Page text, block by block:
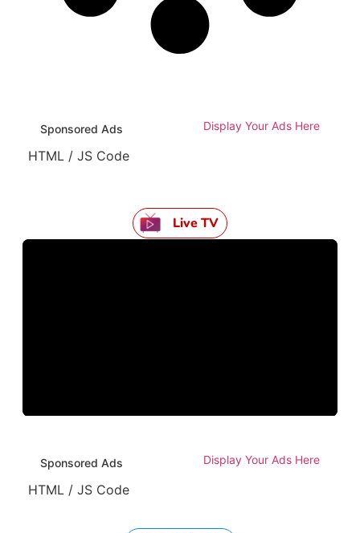
Sponsored Ads Display Your Ads Here
HTML / JS Code
Live TV
Sponsored Ads Display Your Ads Here
HTML / JS Code